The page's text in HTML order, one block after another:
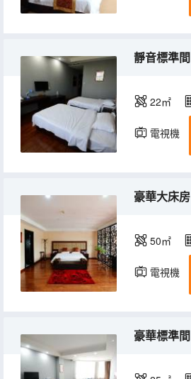
靜音標準間
22㎡
電視機
豪華大床房
50㎡
電視機
豪華標準間